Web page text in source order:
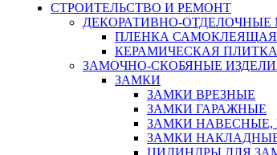
СТРОИТЕЛЬСТВО И РЕМОНТ
ДЕКОРАТИВНО-
ПЛЕНКА
КЕРАМИЧЕСКАЯ
ЗАМОЧНО-СКОБЯНЫЕ
ЗАМКИ
ЗАМКИ ВРЕЗНЫЕ
ЗАМКИ ГАРАЖНЫЕ
ЗАМКИ
ЗАМКИ